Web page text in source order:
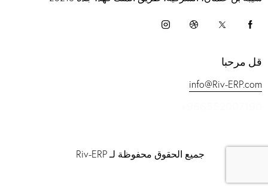
قل مرحبا
info@Riv-ERP.com
جميع الحقوق محفوظة لـ Riv-ERP